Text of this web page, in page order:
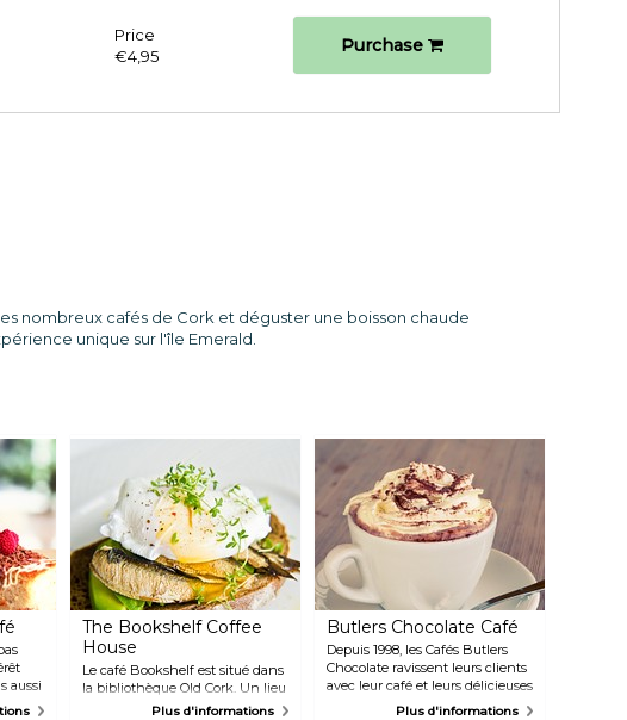
Price
€4,95
Purchase
nombreux cafés de Cork et déguster une boisson chaude
unique sur l'île Emerald.
aussi
The Bookshelf Coffee
House
Le café Bookshelf est situé dans
la bibliothèque Old Cork. Un lieu
minimaliste et branché avec de
Plus d'informations
Butlers Chocolate Café
Depuis 1998, les Cafés Butlers
Chocolate ravissent leurs clients
avec leur café et leurs délicieuses
friandises, en Irlande comme
Plus d'informations